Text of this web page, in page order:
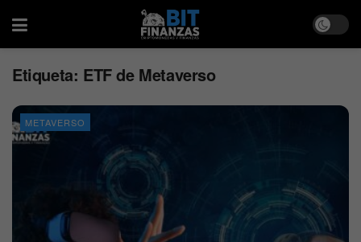
Etiqueta: ETF de Metaverso
METAVERSO